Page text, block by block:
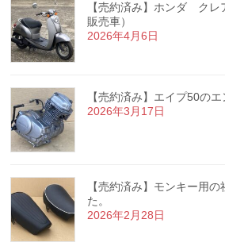
【売約済み】ホンダ ク
販売車）
2026年4月6日
【売約済み】エイプ50の
2026年3月17日
【売約済み】モンキー用
た。
2026年2月28日